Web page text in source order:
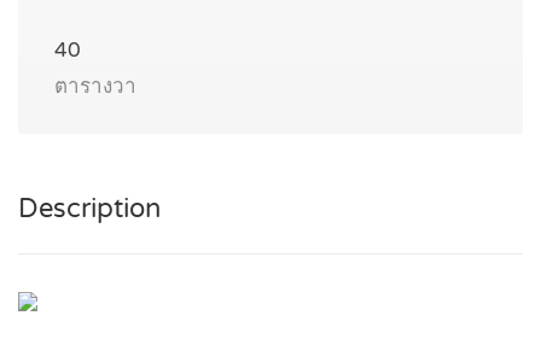
40
ตารางวา
Description